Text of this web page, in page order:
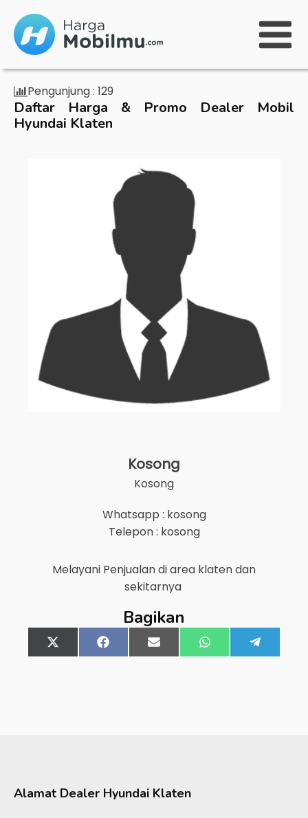
Pengunjung : 129
Daftar Harga & Promo Dealer Mobil
Hyundai Klaten
Kosong
Kosong
Whatsapp : kosong
Telepon : kosong
Melayani Penjualan di area klatendan
sekitarnya
Bagikan
Share
on
X
(Twitter)
Share
on
FacebookShare
on
Email Share
on
WhatsApp
on
Alamat Dealer Hyundai Klaten